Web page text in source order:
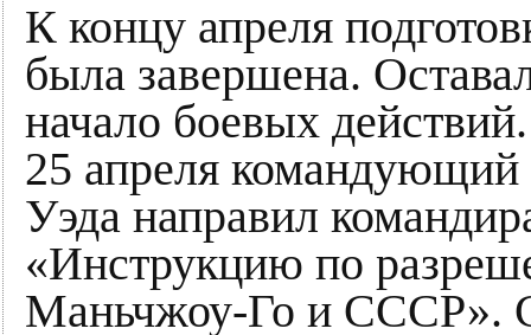
К концу апреля
была завершена.
начало боевых
25 апреля командующий
Уэда направил
«Инструкцию по
Маньчжоу-Го и СССР».